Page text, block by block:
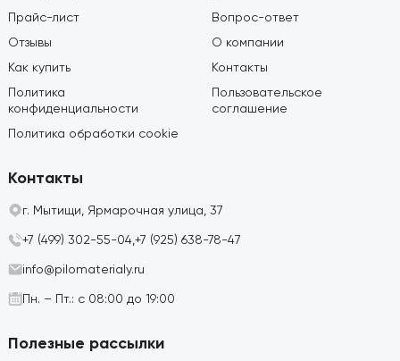
Прайс-лист
Отзывы
Как купить
Политика
конфиденциальности
Политика обработки cookie
Вопрос-ответ
О компании
Контакты
Пользовательское
соглашение
Контакты
г. Мытищи, Ярмарочная улица, 37
+7 (499) 302-55-04,+7 (925) 638-78-47
info@pilomaterialy.ru
Пн. – Пт.: с 08:00 до 19:00
Полезные рассылки